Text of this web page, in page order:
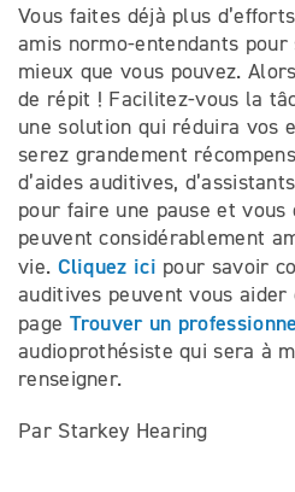
Vous faites déjà plus
amis normo-entendants
mieux que vous pouvez.
de répit ! Facilitez-vous la
une solution qui réduira vos
serez grandement
d’aides auditives,
pour faire une pause et
peuvent considérablement
vie. Cliquez ici pour savoir
auditives peuvent vous
page Trouver un
audioprothésiste qui sera à
renseigner.
Par Starkey Hearing